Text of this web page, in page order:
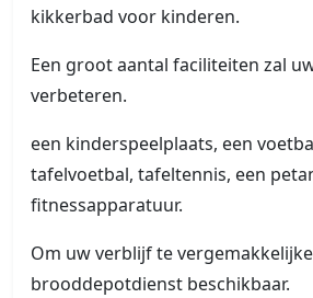
kikkerbad voor kinderen.
Een groot aantal faciliteiten zal
verbeteren.
een kinderspeelplaats, een
tafelvoetbal, tafeltennis, een
fitnessapparatuur.
Om uw verblijf te
brooddepotdienst beschikbaar.